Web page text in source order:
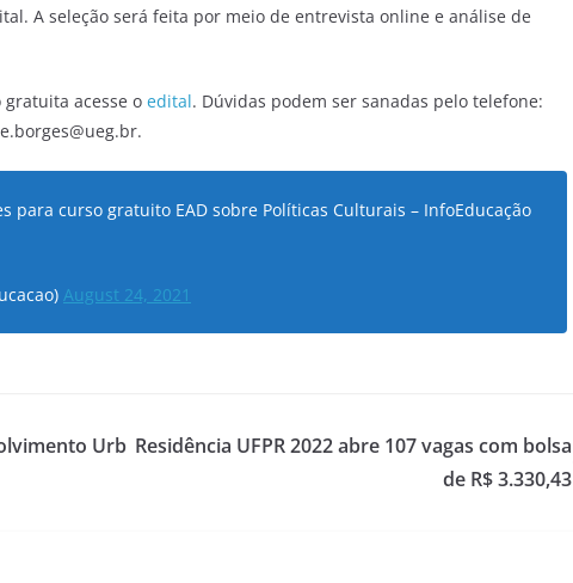
A seleção será feita por meio de entrevista online e análise de
gratuita acesse o edital. Dúvidas podem ser sanadas pelo telefone:
para curso gratuito EAD sobre Políticas Culturais – InfoEducação
August 24, 2021
Urb Residência UFPR 2022 abre 107 vagas com bolsa
de R$ 3.330,43